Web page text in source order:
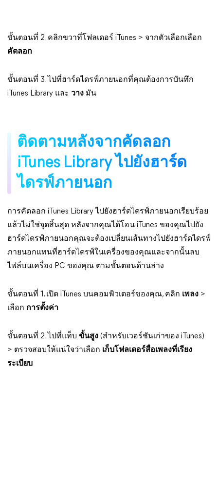
ขั้นตอนที่ 2. คลิกขวาที่โฟลเดอร์ iTunes > จากตัวเลือกเลือก
คัดลอก
ขั้นตอนที่ 3. ไปที่ฮาร์ดไดรฟ์ภายนอกที่คุณต้องการบันทึก
iTunes Library และ วาง มัน
ติดตามหลังจากคัดลอก
iTunes Library ไปยังฮาร์ด
ไดรฟ์ภายนอก
การคัดลอก iTunes Library ไปยังฮาร์ดไดรฟ์ภายนอกเรียบร้อย
แล้วไม่ใช่จุดสิ้นสุด หลังจากคุณได้โอน iTunes ของคุณไปยัง
ฮาร์ดไดรฟ์ภายนอกคุณจะต้องเปลี่ยนเส้นทางไปยังฮาร์ดไดรฟ์
ภายนอกแทนที่ฮาร์ดไดรฟ์ในเครื่องของคุณและจากนั้นลบ
ไฟล์บนเครื่อง PC ของคุณ ตามขั้นตอนด้านล่าง
ขั้นตอนที่ 1. เปิด iTunes บนคอมพิวเตอร์ของคุณ, คลิก เพลง >
เลือก การตั้งค่า
ขั้นตอนที่ 2. ไปที่แท็บ ขั้นสูง (สำหรับเวอร์ชันเก่าของ iTunes)
> ตรวจสอบให้แน่ใจว่าเลือก เก็บโฟลเดอร์สื่อเพลงที่เรียง
ระเบียบ